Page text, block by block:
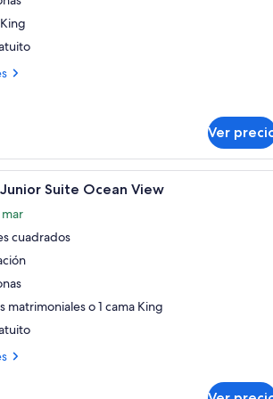
Ver
Un balcón con dos sillas de
Suite Ocean View
cuadrados
matrimoniales o 1 cama King